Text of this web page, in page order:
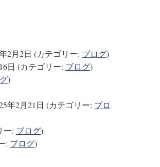
2月2日 (カテゴリー: ブログ)
日 (カテゴリー: ブログ)
)
年2月21日 (カテゴリー: ブロ
ー: ブログ)
: ブログ)